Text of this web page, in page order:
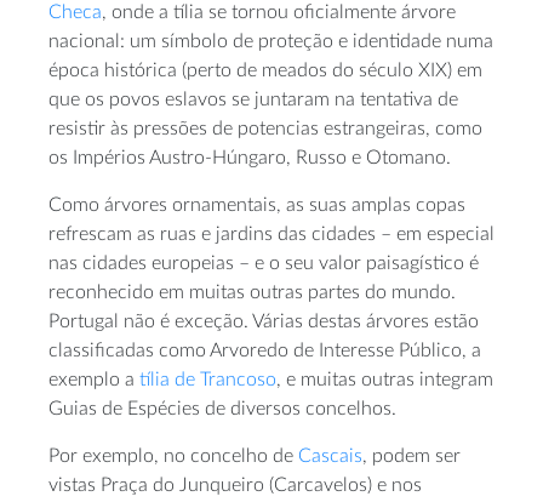
Checa, onde a tília se tornou oficialmente árvore
nacional: um símbolo de proteção e identidade numa
época histórica (perto de meados do século XIX) em
que os povos eslavos se juntaram na tentativa de
resistir às pressões de potencias estrangeiras, como
os Impérios Austro-Húngaro, Russo e Otomano.
Como árvores ornamentais, as suas amplas copas
refrescam as ruas e jardins das cidades – em especial
nas cidades europeias – e o seu valor paisagístico é
reconhecido em muitas outras partes do mundo.
Portugal não é exceção. Várias destas árvores estão
classificadas como Arvoredo de Interesse Público, a
exemplo a tília de Trancoso, e muitas outras integram
Guias de Espécies de diversos concelhos.
Por exemplo, no concelho de Cascais, podem ser
vistas Praça do Junqueiro (Carcavelos) e nos